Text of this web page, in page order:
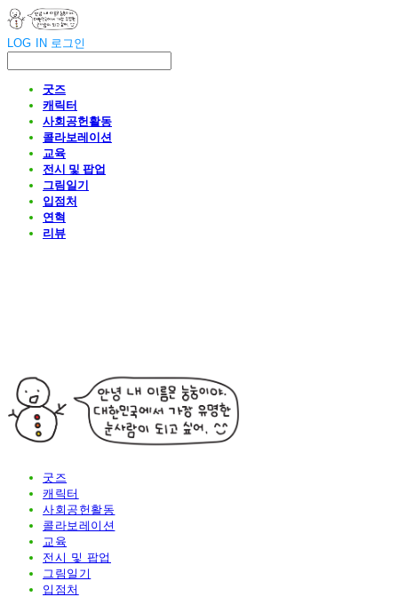
LOG IN 로그인
굿즈
캐릭터
사회공헌활동
콜라보레이션
교육
전시 및 팝업
그림일기
입점처
연혁
리뷰
굿즈
캐릭터
사회공헌활동
콜라보레이션
교육
전시 및 팝업
그림일기
입점처